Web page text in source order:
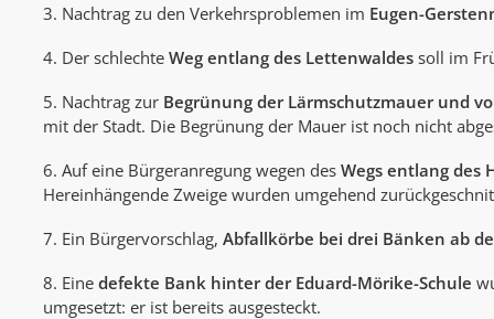
3. Nachtrag zu den Verkehrsproblemen im Eugen-
4. Der schlechteWeg entlang des Lettenwaldes soll im
5. Nachtrag zur Begrünung der Lärmschutzmauer und
mit der Stadt. Die Begrünung der Mauer ist noch nicht
6. Auf eine Bürgeranregung wegen desWegs entlang des
Hereinhängende Zweige wurden umgehend
7. Ein Bürgervorschlag,Abfallkörbe bei drei Bänken ab
8. Einedefekte Bank hinter der Eduard-Mörike-Schule
umgesetzt: er ist bereits ausgesteckt.